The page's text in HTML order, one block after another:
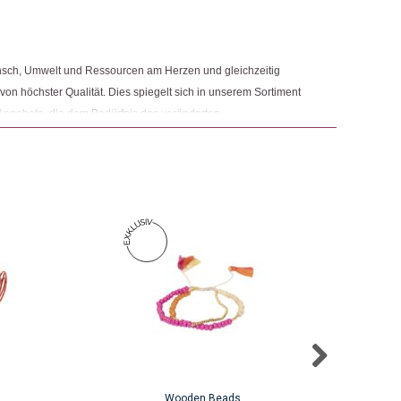
Umwelt und Ressourcen am Herzen und gleichzeitig
höchster Qualität. Dies spiegelt sich in unserem Sortiment
die dem Bedürfnis des veränderten
Nachhaltigkeit sowie der Modernisierung von Fair Trade und
Wooden Beads